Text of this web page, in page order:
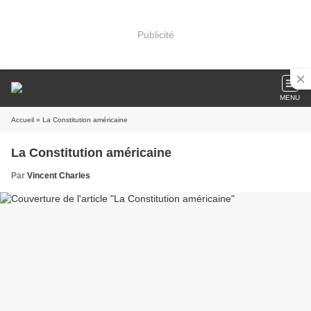
Publicité
MENU
Accueil » La Constitution américaine
La Constitution américaine
Par Vincent Charles